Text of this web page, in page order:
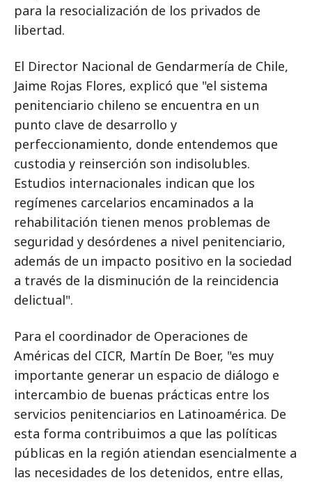
para la resocialización de los privados de
libertad.
El Director Nacional de Gendarmería de Chile,
Jaime Rojas Flores, explicó que "el sistema
penitenciario chileno se encuentra en un
punto clave de desarrollo y
perfeccionamiento, donde entendemos que
custodia y reinserción son indisolubles.
Estudios internacionales indican que los
regímenes carcelarios encaminados a la
rehabilitación tienen menos problemas de
seguridad y desórdenes a nivel penitenciario,
además de un impacto positivo en la sociedad
a través de la disminución de la reincidencia
delictual".
Para el coordinador de Operaciones de
Américas del CICR, Martín De Boer, "es muy
importante generar un espacio de diálogo e
intercambio de buenas prácticas entre los
servicios penitenciarios en Latinoamérica. De
esta forma contribuimos a que las políticas
públicas en la región atiendan esencialmente a
las necesidades de los detenidos, entre ellas,